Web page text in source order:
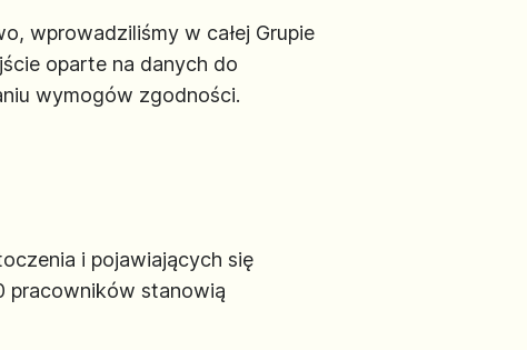
wprowadziliśmy w całej Grupie
oparte na danych do
wymogów zgodności.
i pojawiających się
pracowników stanowią